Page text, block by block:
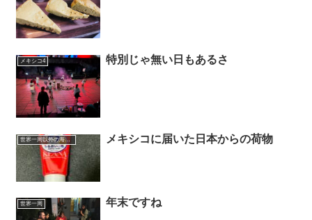
メキシコ4 特別じゃ無い日もあるさ
世界一周以外の海外旅行記 メキシコに届いた日本からの荷物
世界一周 年末ですね